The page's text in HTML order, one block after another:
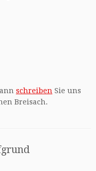
schreiben Sie uns
Breisach.